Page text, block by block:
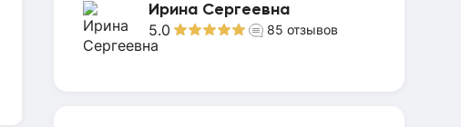
Ирина Сергеевна
5.0 85 отзывов